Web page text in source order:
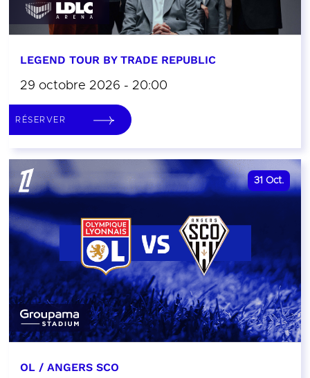
LEGEND TOUR BY TRADE REPUBLIC
29 octobre 2026 - 20:00
RÉSERVER
31 Oct.
OL / ANGERS SCO